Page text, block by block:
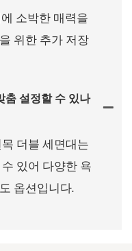
소박한 매력을
위한 추가 저장
춤 설정할 수 있나
더블 세면대는
있어 다양한 욕
옵션입니다.